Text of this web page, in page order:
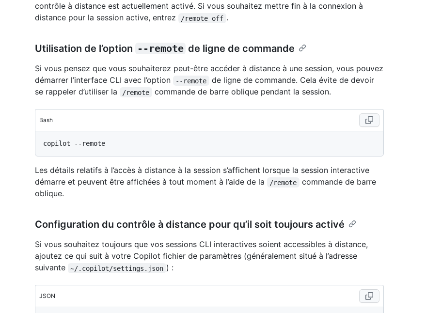
contrôle à distance est actuellement activé. Si vous souhaitez mettre fin à la connexion à
distance pour la session active, entrez
/remote off .
Utilisation de l’option --remote de ligne de commande
Si vous pensez que vous souhaiterez peut-être accéder à distance à une session, vous pouvez
démarrer l’interface CLI avec l’option
--remote
de ligne de commande. Cela évite de devoir
se rappeler d’utiliser la
/remote commande de barre oblique pendant la session.
Bash
Les détails relatifs à l’accès à distance à la session s’affichent lorsque la session interactive
démarre et peuvent être affichées à tout moment à l’aide de la
/remote
commande de barre
oblique.
Configuration du contrôle à distance pour qu’il soit toujours activé
Si vous souhaitez toujours que vos sessions CLI interactives soient accessibles à distance,
ajoutez ce qui suit à votre Copilot fichier de paramètres (généralement situé à l’adresse
suivante
~/.copilot/settings.json ) :
JSON